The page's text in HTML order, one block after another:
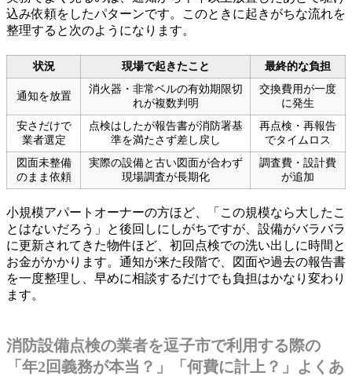
込み依頼をしたパターンです。このときに起きがちな流れを
整理すると次のようになります。
状況 現場で起きたこと 最終的な負担
通知を放置
消火器・非常ベルの有効期限切
れが複数判明
交換費用が一度
に発生
安さだけで
業者選定
点検はしたが報告書が消防署基
準を満たさず差し戻し
再点検・再報告
でタイムロス
図面未整備
のまま依頼
実際の設備と古い図面が合わず
現場調査が長期化
調査費・設計費
が追加
小規模アパートオーナーの方ほど、「この規模なら大したこ
とはないだろう」と後回しにしがちですが、設備がバラバラ
に更新されてきた物件ほど、初回点検での洗い出しに時間と
お金がかかります。通知が来た段階で、図面や過去の報告書
を一度整理し、早めに相談するだけでも負担はかなり変わり
ます。
消防設備点検の業者を逗子市で利用する際の
「年2回義務が本当？」「何費に計上？」よくあ